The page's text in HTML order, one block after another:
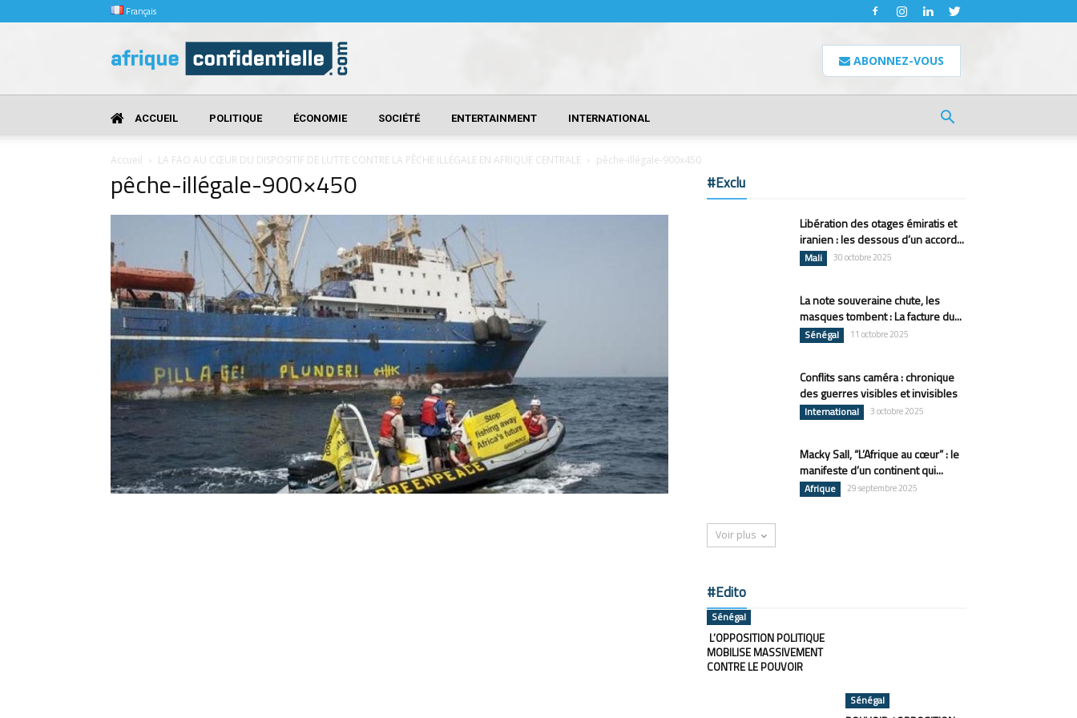
Français
Confidentielle
ABONNEZ-VOUS
ACCUEIL POLITIQUE ÉCONOMIE SOCIÉTÉ ENTERTAINMENT INTERNATIONAL
Accueil LA FAO AU CŒUR DU DISPOSITIF DE LUTTE CONTRE LA PÊCHE ILLÉGALE EN AFRIQUE CENTRALE pêche-illégale-900x450
pêche-illégale-900×450 #Exclu
Libération des otages émiratis et
iranien : les dessous d’un accord...
Mali 30 octobre 2025
La note souveraine chute, les
masques tombent : La facture du...
Sénégal 11 octobre 2025
Conflits sans caméra : chronique
des guerres visibles et invisibles
International 3 octobre 2025
Macky Sall, “L’Afrique au cœur” : le
manifeste d’un continent qui...
Afrique 29 septembre 2025
Voir plus
#Edito
Sénégal
L’OPPOSITION POLITIQUE
MOBILISE MASSIVEMENT
CONTRE LE POUVOIR
Sénégal